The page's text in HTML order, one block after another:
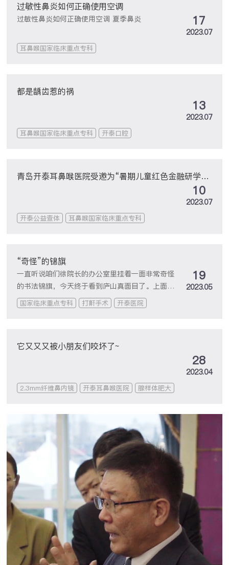
过敏性鼻炎如何正确使用空调
过敏性鼻炎如何正确使用空调 夏季鼻炎 17
2023.07
耳鼻喉国家临床重点专科
都是龋齿惹的祸
13
2023.07
耳鼻喉国家临床重点专科 开泰口腔
青岛开泰耳鼻喉医院受邀为“暑期儿童红色金融研学教
10
2023.07
开泰公益查体 耳鼻喉国家临床重点专科
“奇怪”的锦旗
一直听说咱们徐院长的办公室里挂着一面非常奇怪
的书法锦旗，今天终于看到庐山真面目了。上面居
然写着——
19
2023.05
国家临床重点专科 打鼾手术 开泰医院
它又又又被小朋友们咬坏了~
28
2023.04
2.3mm纤维鼻内镜 开泰耳鼻喉医院 腺样体肥大